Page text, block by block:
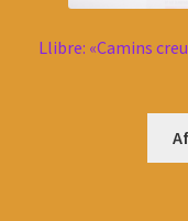
Llibre: «Camins